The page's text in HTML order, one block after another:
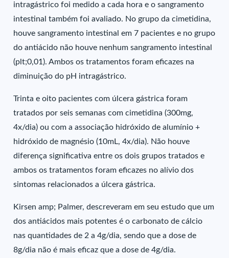
intragástrico foi medido a cada hora e o sangramento
intestinal também foi avaliado. No grupo da cimetidina,
houve sangramento intestinal em 7 pacientes e no grupo
do antiácido não houve nenhum sangramento intestinal
(plt;0,01). Ambos os tratamentos foram eficazes na
diminuição do pH intragástrico.
Trinta e oito pacientes com úlcera gástrica foram
tratados por seis semanas com cimetidina (300mg,
4x/dia) ou com a associação hidróxido de alumínio +
hidróxido de magnésio (10mL, 4x/dia). Não houve
diferença significativa entre os dois grupos tratados e
ambos os tratamentos foram eficazes no alívio dos
sintomas relacionados a úlcera gástrica.
Kirsen amp; Palmer, descreveram em seu estudo que um
dos antiácidos mais potentes é o carbonato de cálcio
nas quantidades de 2 a 4g/dia, sendo que a dose de
8g/dia não é mais eficaz que a dose de 4g/dia.